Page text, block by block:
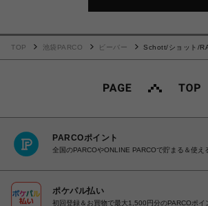
TOP 池袋PARCO ビーバー
Schott/ショット/
PARCOポイント
全国のPARCOやONLINE PARCOで貯まる＆使え
ポケパル払い
初回登録＆お買物で最大1,500円分のPARCOポイ